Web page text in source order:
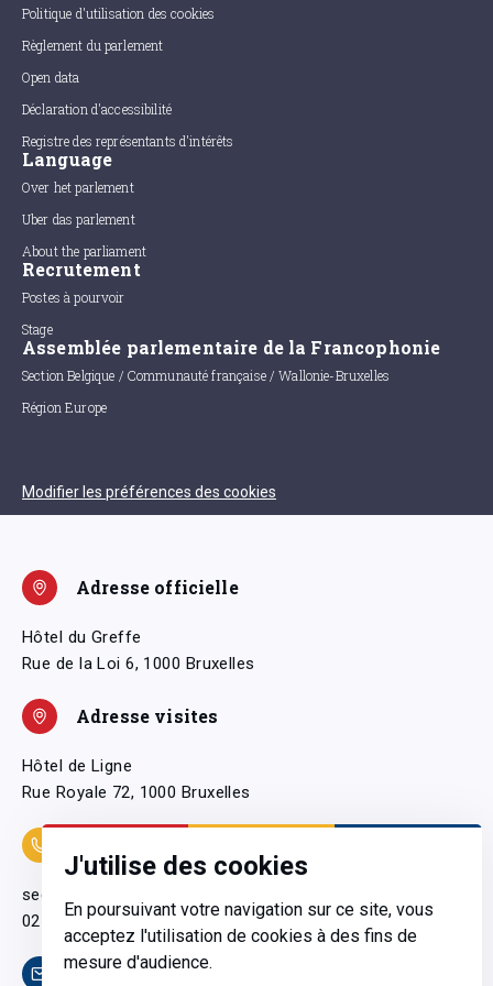
J'utilise des cookies
En poursuivant votre navigation sur ce site, vous
acceptez l'utilisation de cookies à des fins de
mesure d'audience.
Politique d'utilisation des cookies
Règlement du parlement
Open data
Déclaration d'accessibilité
Registre des représentants d'intérêts
Language
Over het parlement
Uber das parlement
About the parliament
Recrutement
Postes à pourvoir
Stage
Assemblée parlementaire de la Francophonie
Section Belgique / Communauté française / Wallonie-Bruxelles
Région Europe
Modifier les préférences des cookies
Adresse officielle
Hôtel du Greffe
Rue de la Loi 6, 1000 Bruxelles
Adresse visites
Hôtel de Ligne
Rue Royale 72, 1000 Bruxelles
secretariatgeneral@pfwb.be
02 506 38 11
Contact